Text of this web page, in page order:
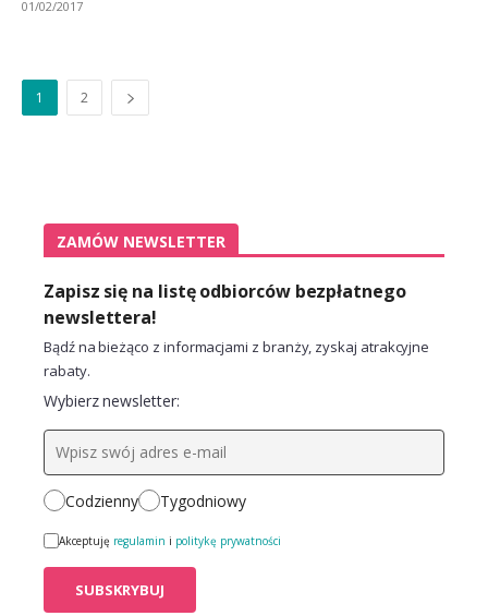
01/02/2017
1 2
ZAMÓW NEWSLETTER
Zapisz się na listę odbiorców bezpłatnego
newslettera!
Bądź na bieżąco z informacjami z branży, zyskaj atrakcyjne
rabaty.
Wybierz newsletter:
Codzienny Tygodniowy
Akceptuję regulamin i politykę prywatności